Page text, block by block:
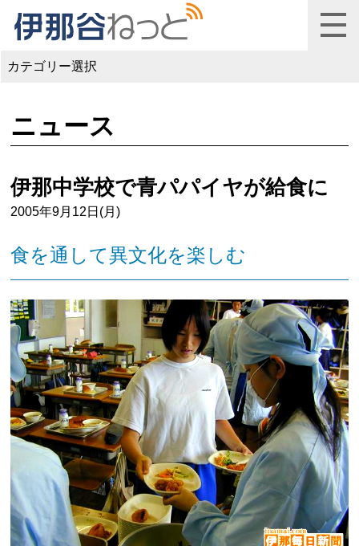
カテゴリー選択
ニュース
伊那中学校で青パパイヤが給食に
2005年9月12日(月)
食を通して異文化を楽しむ